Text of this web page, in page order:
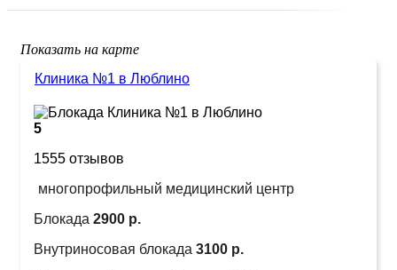
Показать на карте
Клиника №1 в Люблино
5
1555 отзывов
многопрофильный медицинский центр
Блокада 2900 р.
Внутриносовая блокада 3100 р.